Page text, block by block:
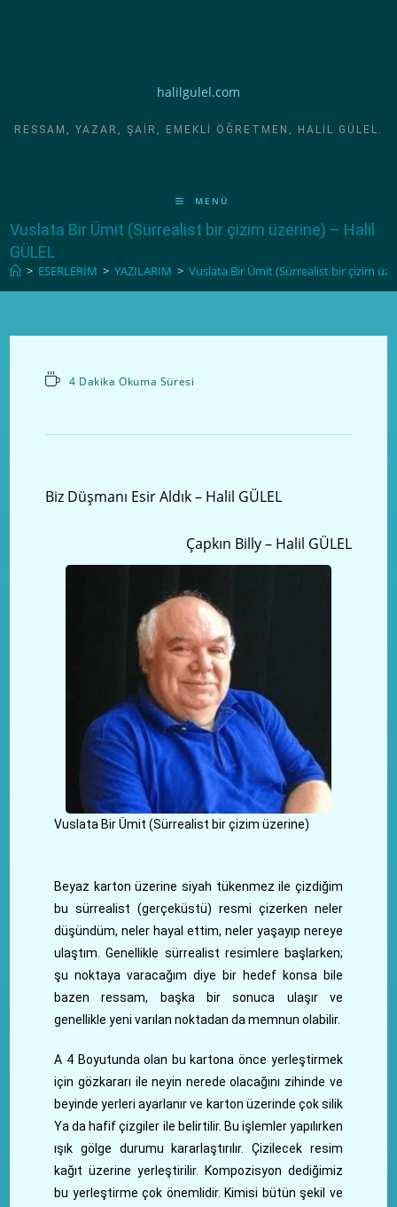
halilgulel.com
RESSAM, YAZAR, ŞAIR, EMEKLI ÖĞRETMEN, HALIL GÜLEL.
MENÜ
Vuslata Bir Ümit (Sürrealist bir çizim üzerine) – Halil
GÜLEL
> ESERLERİM > YAZILARIM > Vuslata Bir Ümit (Sürrealist bir çizim
4 Dakika Okuma Süresi
Biz Düşmanı Esir Aldık – Halil GÜLEL
Çapkın Billy – Halil GÜLEL
Vuslata Bir Ümit (Sürrealist bir çizim üzerine)
Beyaz karton üzerine siyah tükenmez ile çizdiğim
bu sürrealist (gerçeküstü) resmi çizerken neler
düşündüm, neler hayal ettim, neler yaşayıp nereye
ulaştım. Genellikle sürrealist resimlere başlarken;
şu noktaya varacağım diye bir hedef konsa bile
bazen ressam, başka bir sonuca ulaşır ve
genellikle yeni varılan noktadan da memnun olabilir.
A 4 Boyutunda olan bu kartona önce yerleştirmek
için gözkararı ile neyin nerede olacağını zihinde ve
beyinde yerleri ayarlanır ve karton üzerinde çok silik
Ya da hafif çizgiler ile belirtilir. Bu işlemler yapılırken
ışık gölge durumu kararlaştırılır. Çizilecek resim
kağıt üzerine yerleştirilir. Kompozisyon dediğimiz
bu yerleştirme çok önemlidir. Kimisi bütün şekil ve